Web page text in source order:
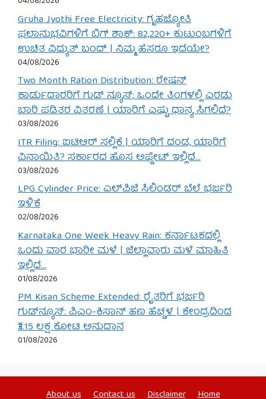
Gruha Jyothi Free Electricity: ಗೃಹಜ್ಯೋತಿ
ಫಲಾನುಭವಿಗಳಿಗೆ ಬಿಗ್ ಶಾಕ್: 82,220+ ಕುಟುಂಬಗಳಿಗೆ
ಉಚಿತ ವಿದ್ಯುತ್ ಬಂದ್ | ನಿಮ್ಮ ಹೆಸರೂ ಇದೆಯೇ?
04/08/2026
Two Month Ration Distribution: ರೇಷನ್
ಕಾರ್ಡುದಾರರಿಗೆ ಗುಡ್ ನ್ಯೂಸ್: ಒಂದೇ ತಿಂಗಳಲ್ಲಿ ಎರಡು
ಬಾರಿ ಪಡಿತರ ವಿತರಣೆ | ಯಾರಿಗೆ ಎಷ್ಟು ಧಾನ್ಯ ಸಿಗಲಿದೆ?
03/08/2026
ITR Filing: ಐಟಿಆರ್ ಸಲ್ಲಿಕೆ | ಯಾರಿಗೆ ದಂಡ, ಯಾರಿಗೆ
ವಿನಾಯಿತಿ? ಸರ್ಕಾರದ ಹೊಸ ಅಪ್ಡೇಟ್ ಇಲ್ಲಿದೆ…
03/08/2026
LPG Cylinder Price: ಎಲ್‌ಪಿಜಿ ಸಿಲಿಂಡರ್ ಬೆಲೆ ಭರ್ಜರಿ
ಇಳಿಕೆ
02/08/2026
Karnataka One Week Heavy Rain: ಕರ್ನಾಟಕದಲ್ಲಿ
ಒಂದು ವಾರ ಭಾರೀ ಮಳೆ | ಜಿಲ್ಲಾವಾರು ಮಳೆ ಮಾಹಿತಿ
ಇಲ್ಲಿದೆ…
01/08/2026
PM Kisan Scheme Extended: ರೈತರಿಗೆ ಭರ್ಜರಿ
ಗುಡ್‌ನ್ಯೂಸ್: ಪಿಎಂ-ಕಿಸಾನ್ ಹಣ ಹೆಚ್ಚಳ | ಕೇಂದ್ರದಿಂದ
₹3.15 ಲಕ್ಷ ಕೋಟಿ ಅನುದಾನ
01/08/2026
About us Contact us Disclaimer Home